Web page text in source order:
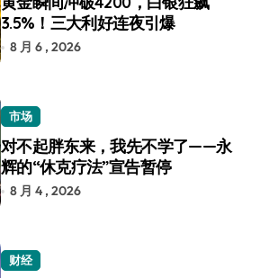
3.5%！三大利好连夜引爆
8 月 6 , 2026
市场
对不起胖东来，我先不学了——永
辉的“休克疗法”宣告暂停
8 月 4 , 2026
财经